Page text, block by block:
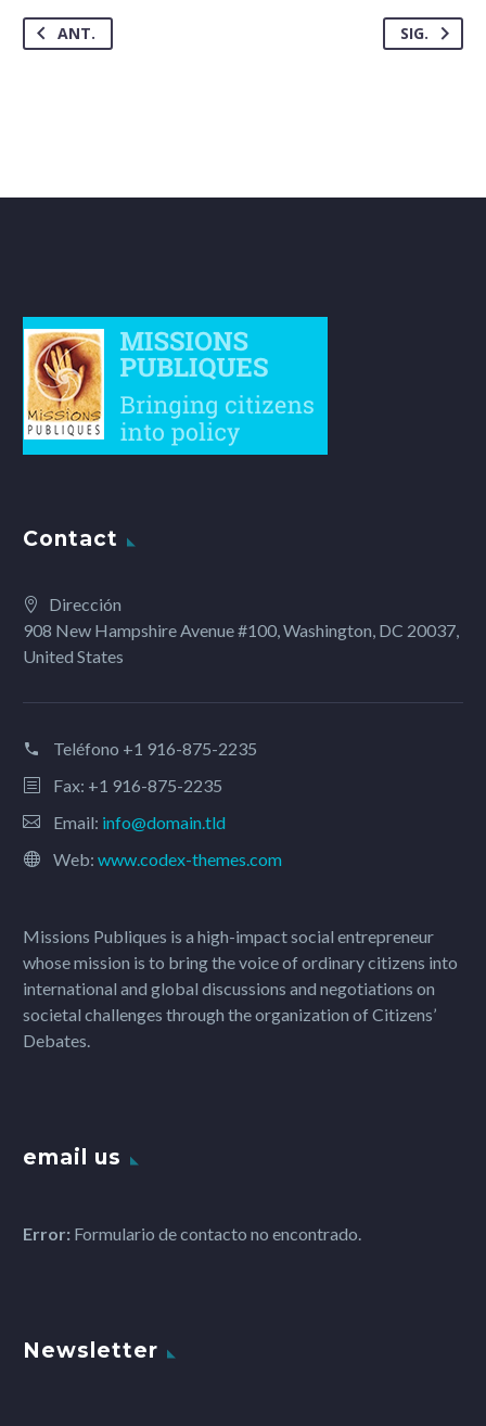
ANT. SIG.
Contact
Dirección
908 New Hampshire Avenue #100, Washington, DC 20037,
United States
Teléfono +1 916-875-2235
Fax: +1 916-875-2235
Email: info@domain.tld
Web: www.codex-themes.com
Missions Publiques is a high-impact social entrepreneur
whose mission is to bring the voice of ordinary citizens into
international and global discussions and negotiations on
societal challenges through the organization of Citizens’
Debates.
email us
Error: Formulario de contacto no encontrado.
Newsletter